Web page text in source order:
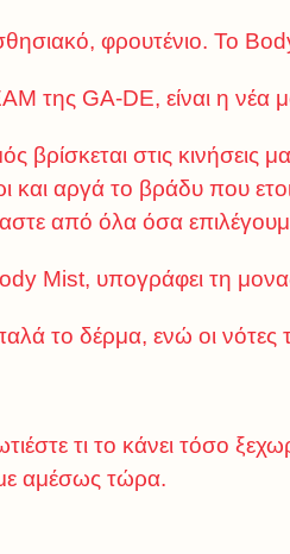
φρουτένιο. Το
της GA-DE, είναι η νέα
βρίσκεται στις κινήσεις
και αργά το βράδυ που
από όλα όσα
Mist, υπογράφει τη
το δέρμα, ενώ οι νότες
τι το κάνει τόσο
αμέσως τώρα.